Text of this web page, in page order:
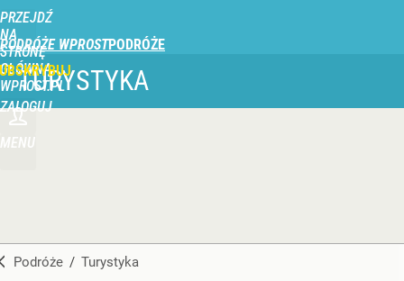
PRZEJDŹ
NA
STRONĘ
GŁÓWNĄ
WPROST.PL
PODRÓŻE WPROST
ZALOGUJ
MENU
TURYSTYKA
Podróże / Turystyka